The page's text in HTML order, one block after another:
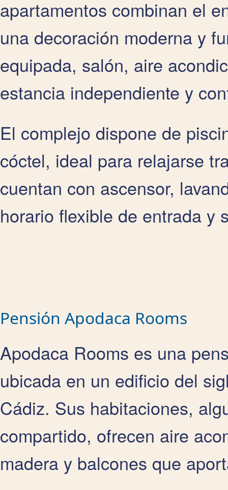
apartamentos combinan el
una decoración moderna y
equipada, salón, aire
estancia independiente y
El complejo dispone de
cóctel, ideal para relajarse
cuentan con ascensor,
horario flexible de entrada y
Pensión Apodaca Rooms
Apodaca Rooms es una
ubicada en un edificio del
Cádiz. Sus habitaciones,
compartido, ofrecen aire
madera y balcones que